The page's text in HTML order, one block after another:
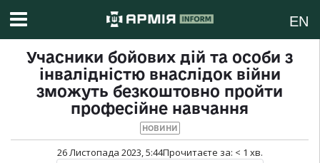
EN
Учасники бойових дій та особи з
інвалідністю внаслідок війни
зможуть безкоштовно пройти
професійне навчання
НОВИНИ
26 Листопада 2023, 5:44Прочитаєте за: < 1 хв.